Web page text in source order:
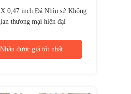
0,47 inch Đá Nhìn sứ Không
thương mại hiện đại
Nhận được giá tốt nhất